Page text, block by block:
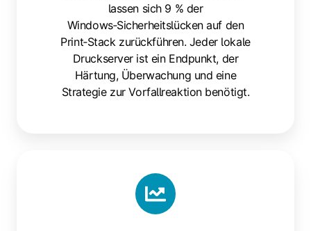
lassen sich 9 % der
Windows‑Sicherheitslücken auf den
Print‑Stack zurückführen. Jeder lokale
Druckserver ist ein Endpunkt, der
Härtung, Überwachung und eine
Strategie zur Vorfallreaktion benötigt.